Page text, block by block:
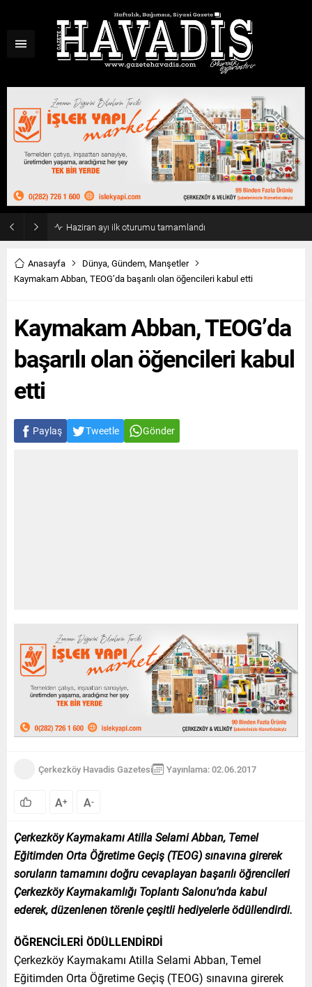
Haziran ayı ilk oturumu tamamlandı
Anasayfa Dünya, Gündem, Manşetler
Kaymakam Abban, TEOG’da başarılı olan öğencileri kabul etti
Kaymakam Abban, TEOG’da
başarılı olan öğencileri kabul
etti
Paylaş Tweetle Gönder
Çerkezköy Havadis Gazetesi Yayınlama: 02.06.2017
A+ A-
Çerkezköy Kaymakamı Atilla Selami Abban, Temel
Eğitimden Orta Öğretime Geçiş (TEOG) sınavına girerek
soruların tamamını doğru cevaplayan başarılı öğrencileri
Çerkezköy Kaymakamlığı Toplantı Salonu’nda kabul
ederek, düzenlenen törenle çeşitli hediyelerle ödüllendirdi.
ÖĞRENCİLERİ ÖDÜLLENDİRDİ
Çerkezköy Kaymakamı Atilla Selami Abban, Temel
Eğitimden Orta Öğretime Geçiş (TEOG) sınavına girerek